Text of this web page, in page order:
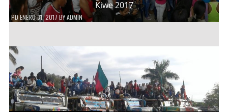
Kiwe 2017
PDENERO 31, 2017 BYADMIN